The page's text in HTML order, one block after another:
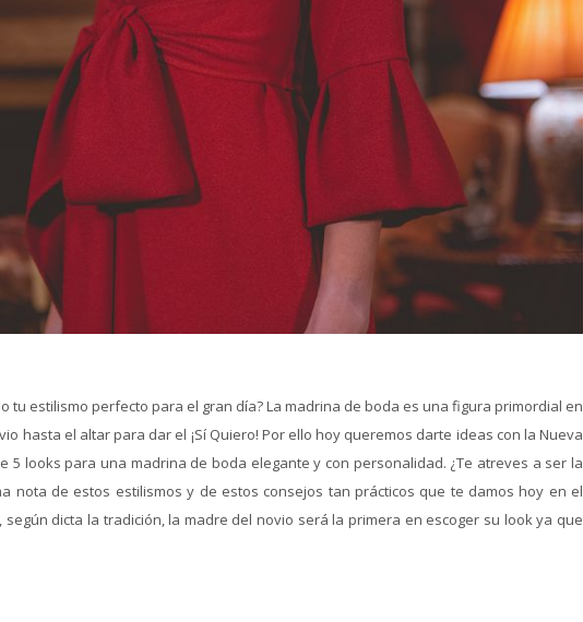
tu estilismo perfecto para el gran día? La madrina de boda es una figura primordial en
hasta el altar para dar el ¡Sí Quiero! Por ello hoy queremos darte ideas con la Nueva
5 looks para una madrina de boda elegante y con personalidad. ¿Te atreves a ser la
nota de estos estilismos y de estos consejos tan prácticos que te damos hoy en el
dicta la tradición, la madre del novio será la primera en escoger su look ya que